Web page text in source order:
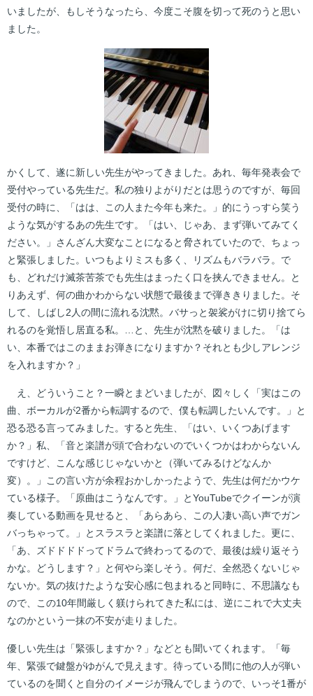
いましたが、もしそうなったら、今度こそ腹を切って死のうと思い
ました。
かくして、遂に新しい先生がやってきました。あれ、毎年発表会で
受付やっている先生だ。私の独りよがりだとは思うのですが、毎回
受付の時に、「はは、この人また今年も来た。」的にうっすら笑う
ような気がするあの先生です。「はい、じゃあ、まず弾いてみてく
ださい。」さんざん大変なことになると脅されていたので、ちょっ
と緊張しました。いつもよりミスも多く、リズムもバラバラ。で
も、どれだけ滅茶苦茶でも先生はまったく口を挟んできません。と
りあえず、何の曲かわからない状態で最後まで弾ききりました。そ
して、しばし2人の間に流れる沈黙。バサっと袈裟がけに切り捨てら
れるのを覚悟し居直る私。…と、先生が沈黙を破りました。「は
い、本番ではこのままお弾きになりますか？それとも少しアレンジ
を入れますか？」
え、どういうこと？一瞬とまどいましたが、図々しく「実はこの
曲、ボーカルが2番から転調するので、僕も転調したいんです。」と
恐る恐る言ってみました。すると先生、「はい、いくつあげます
か？」私、「音と楽譜が頭で合わないのでいくつかはわからないん
ですけど、こんな感じじゃないかと（弾いてみるけどなんか
変）。」この言い方が余程おかしかったようで、先生は何だかウケ
ている様子。「原曲はこうなんです。」とYouTubeでクイーンが演
奏している動画を見せると、「あらあら、この人凄い高い声でガン
バっちゃって。」とスラスラと楽譜に落としてくれました。更に、
「あ、ズドドドドってドラムで終わってるので、最後は繰り返そう
かな。どうします？」と何やら楽しそう。何だ、全然恐くないじゃ
ないか。気の抜けたような安心感に包まれると同時に、不思議なも
ので、この10年間厳しく躾けられてきた私には、逆にこれで大丈夫
なのかという一抹の不安が走りました。
優しい先生は「緊張しますか？」などとも聞いてくれます。「毎
年、緊張で鍵盤がゆがんで見えます。待っている間に他の人が弾い
ているのを聞くと自分のイメージが飛んでしまうので、いっそ1番が